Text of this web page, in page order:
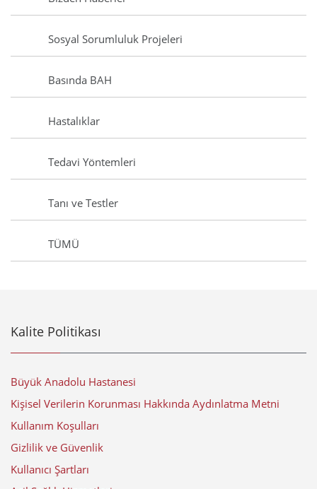
Sosyal Sorumluluk Projeleri
Basında BAH
Hastalıklar
Tedavi Yöntemleri
Tanı ve Testler
TÜMÜ
Kalite Politikası
Büyük Anadolu Hastanesi
Kişisel Verilerin Korunması Hakkında Aydınlatma Metni
Kullanım Koşulları
Gizlilik ve Güvenlik
Kullanıcı Şartları